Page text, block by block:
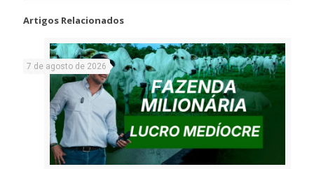
Artigos Relacionados
7 de agosto de 2026